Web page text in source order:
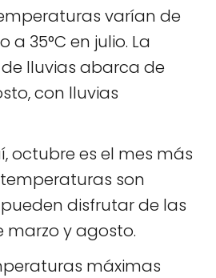
varían de
a 35°C en julio. La
lluvias abarca de
con lluvias
octubre es el mes más
temperaturas son
disfrutar de las
marzo y agosto.
máximas